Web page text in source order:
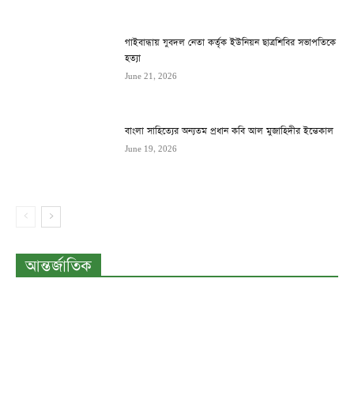
গাইবান্ধায় যুবদল নেতা কর্তৃক ইউনিয়ন ছাত্রশিবির সভাপতিকে
হত্যা
June 21, 2026
বাংলা সাহিত্যের অন্যতম প্রধান কবি আল মুজাহিদীর ইন্তেকাল
June 19, 2026
আন্তর্জাতিক